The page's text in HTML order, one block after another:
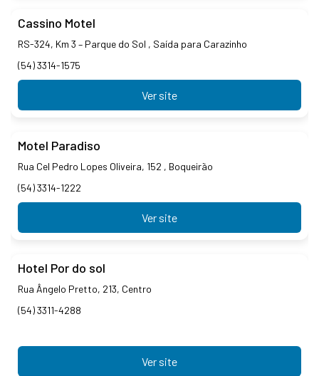
Cassino Motel
RS-324, Km 3 – Parque do Sol , Saída para Carazinho
(54) 3314-1575
Ver site
Motel Paradiso
Rua Cel Pedro Lopes Oliveira, 152 , Boqueirão
(54) 3314-1222
Ver site
Hotel Por do sol
Rua Ângelo Pretto, 213, Centro
(54) 3311-4288
Ver site